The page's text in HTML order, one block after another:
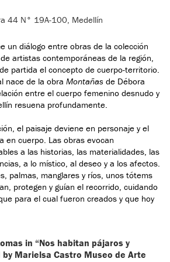
44 N° 19A-100, Medellín
un diálogo entre obras de la colección
artistas contemporáneas de la región,
partida el concepto de cuerpo-territorio.
nace de la obra Montañas de Débora
entre el cuerpo femenino desnudo y
resuena profundamente.
el paisaje deviene en personaje y el
en cuerpo. Las obras evocan
a las historias, las materialidades, las
a lo místico, al deseo y a los afectos.
palmas, manglares y ríos, unos tótems
protegen y guían el recorrido, cuidando
para el cual fueron creados y que hoy
in “Nos habitan pájaros y
Marielsa Castro Museo de Arte